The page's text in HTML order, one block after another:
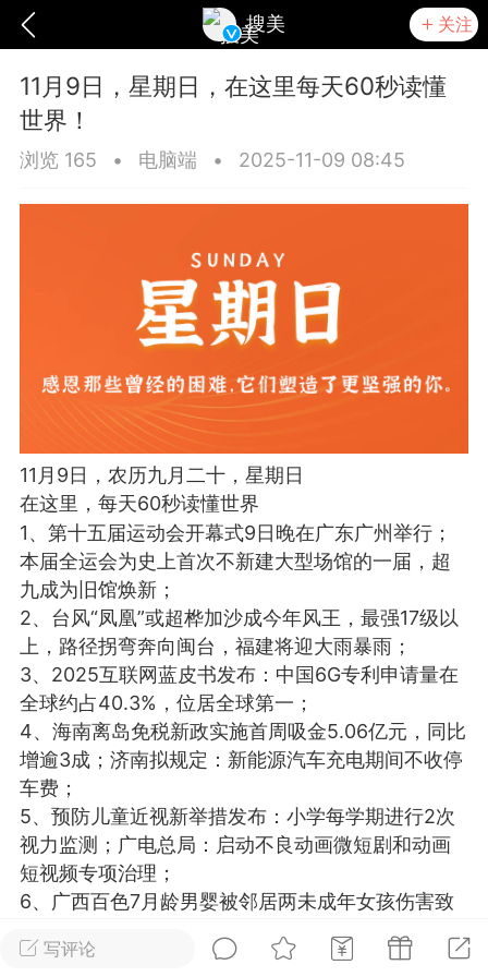
搜美 关注
卡卡动能素 无创溶斑术
美业357 芯诗妍
每次200金币 点击购买
师 小熊水光
爆汗熊
脂
卡卡动能素
皇斯普拉雅
建术
DRYY面膜 微晶溶斑术
爆款平台 Lv.8 靓号
加盟商
26 23:18
闪充小白罐
本/双效闪充，养出紧致小白脸！一、项
充小白罐 = 闪充大白肌（仪器）× 草本
产品）×极光嫩肤啫喱（产品）这是一套
护...写评论
11月9日，星期日，在这里每天60秒读懂
世界！
浏览 165 • 电脑端 • 2025-11-09 08:45
11月9日，农历九月二十，星期日
在这里，每天60秒读懂世界
1、第十五届运动会开幕式9日晚在广东广州举行；
本届全运会为史上首次不新建大型场馆的一届，超
九成为旧馆焕新；
2、台风“凤凰”或超桦加沙成今年风王，最强17级以
上，路径拐弯奔向闽台，福建将迎大雨暴雨；
3、2025互联网蓝皮书发布：中国6G专利申请量在
全球约占40.3%，位居全球第一；
4、海南离岛免税新政实施首周吸金5.06亿元，同比
增逾3成；济南拟规定：新能源汽车充电期间不收停
车费；
5、预防儿童近视新举措发布：小学每学期进行2次
视力监测；广电总局：启动不良动画微短剧和动画
短视频专项治理；
6、广西百色7月龄男婴被邻居两未成年女孩伤害致
死，因均不满12岁未立案，被害家属：希望追究刑
责；